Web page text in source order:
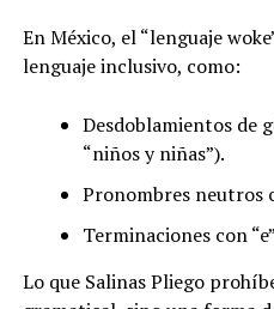
En México, el “lenguaje
lenguaje inclusivo, como:
Desdoblamientos de
“niños y niñas”).
Pronombres neutros
Terminaciones con
Lo que Salinas Pliego